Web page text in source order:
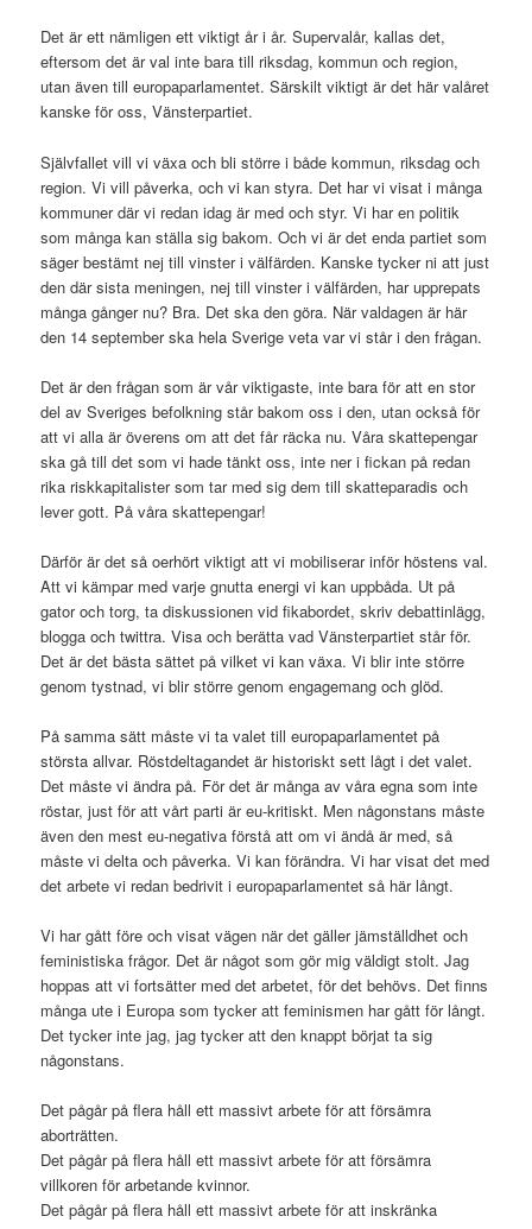
Det är ett nämligen ett viktigt år i år. Supervalår, kallas det,
eftersom det är val inte bara till riksdag, kommun och region,
utan även till europaparlamentet. Särskilt viktigt är det här valåret
kanske för oss, Vänsterpartiet.
Självfallet vill vi växa och bli större i både kommun, riksdag och
region. Vi vill påverka, och vi kan styra. Det har vi visat i många
kommuner där vi redan idag är med och styr. Vi har en politik
som många kan ställa sig bakom. Och vi är det enda partiet som
säger bestämt nej till vinster i välfärden. Kanske tycker ni att just
den där sista meningen, nej till vinster i välfärden, har upprepats
många gånger nu? Bra. Det ska den göra. När valdagen är här
den 14 september ska hela Sverige veta var vi står i den frågan.
Det är den frågan som är vår viktigaste, inte bara för att en stor
del av Sveriges befolkning står bakom oss i den, utan också för
att vi alla är överens om att det får räcka nu. Våra skattepengar
ska gå till det som vi hade tänkt oss, inte ner i fickan på redan
rika riskkapitalister som tar med sig dem till skatteparadis och
lever gott. På våra skattepengar!
Därför är det så oerhört viktigt att vi mobiliserar inför höstens val.
Att vi kämpar med varje gnutta energi vi kan uppbåda. Ut på
gator och torg, ta diskussionen vid fikabordet, skriv debattinlägg,
blogga och twittra. Visa och berätta vad Vänsterpartiet står för.
Det är det bästa sättet på vilket vi kan växa. Vi blir inte större
genom tystnad, vi blir större genom engagemang och glöd.
På samma sätt måste vi ta valet till europaparlamentet på
största allvar. Röstdeltagandet är historiskt sett lågt i det valet.
Det måste vi ändra på. För det är många av våra egna som inte
röstar, just för att vårt parti är eu-kritiskt. Men någonstans måste
även den mest eu-negativa förstå att om vi ändå är med, så
måste vi delta och påverka. Vi kan förändra. Vi har visat det med
det arbete vi redan bedrivit i europaparlamentet så här långt.
Vi har gått före och visat vägen när det gäller jämställdhet och
feministiska frågor. Det är något som gör mig väldigt stolt. Jag
hoppas att vi fortsätter med det arbetet, för det behövs. Det finns
många ute i Europa som tycker att feminismen har gått för långt.
Det tycker inte jag, jag tycker att den knappt börjat ta sig
någonstans.
Det pågår på flera håll ett massivt arbete för att försämra
aborträtten.
Det pågår på flera håll ett massivt arbete för att försämra
villkoren för arbetande kvinnor.
Det pågår på flera håll ett massivt arbete för att inskränka